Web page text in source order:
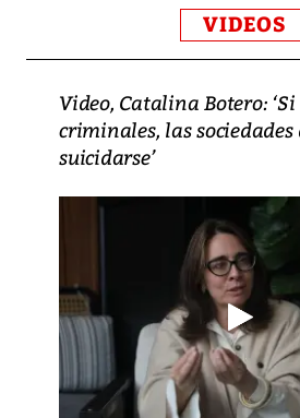
VIDEOS
Video, Catalina Botero:
criminales, las sociedades
suicidarse’